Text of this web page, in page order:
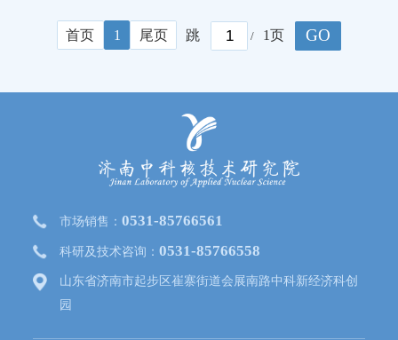
首页 1 尾页 跳 / 1页 GO
市场销售：0531-85766561
科研及技术咨询：0531-85766558
山东省济南市起步区崔寨街道会展南路中科新经济科创
园